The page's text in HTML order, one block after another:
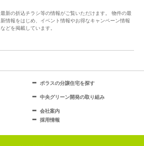
最新の折込チラシ等の情報がご覧いただけます。 物件の最
新情報をはじめ、イベント情報やお得なキャンペーン情報
などを掲載しています。
ポラスの分譲住宅を探す
中央グリーン開発の取り組み
会社案内
採用情報